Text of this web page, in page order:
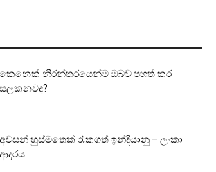
කෙනෙක් නිරන්තරයෙන්ම ඔබව පහත් කර
සලකනවද?
අවසන් හුස්මතෙක් රැකගත් ඉන්දියානු – ලංකා
ආදරය